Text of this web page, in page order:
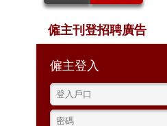
僱主刊登招聘廣告
僱主登入